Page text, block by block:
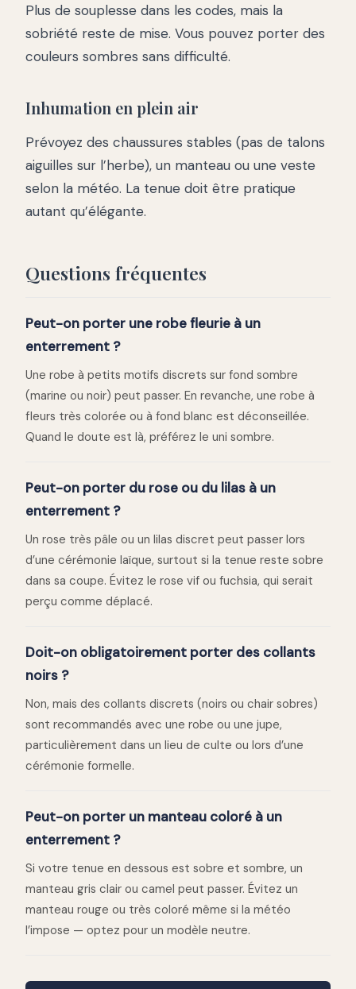
Plus de souplesse dans les codes, mais la
sobriété reste de mise. Vous pouvez porter des
couleurs sombres sans difficulté.
Inhumation en plein air
Prévoyez des chaussures stables (pas de talons
aiguilles sur l’herbe), un manteau ou une veste
selon la météo. La tenue doit être pratique
autant qu’élégante.
Questions fréquentes
Peut-on porter une robe fleurie à un
enterrement ?
Une robe à petits motifs discrets sur fond sombre
(marine ou noir) peut passer. En revanche, une robe à
fleurs très colorée ou à fond blanc est déconseillée.
Quand le doute est là, préférez le uni sombre.
Peut-on porter du rose ou du lilas à un
enterrement ?
Un rose très pâle ou un lilas discret peut passer lors
d’une cérémonie laïque, surtout si la tenue reste sobre
dans sa coupe. Évitez le rose vif ou fuchsia, qui serait
perçu comme déplacé.
Doit-on obligatoirement porter des collants
noirs ?
Non, mais des collants discrets (noirs ou chair sobres)
sont recommandés avec une robe ou une jupe,
particulièrement dans un lieu de culte ou lors d’une
cérémonie formelle.
Peut-on porter un manteau coloré à un
enterrement ?
Si votre tenue en dessous est sobre et sombre, un
manteau gris clair ou camel peut passer. Évitez un
manteau rouge ou très coloré même si la météo
l’impose — optez pour un modèle neutre.